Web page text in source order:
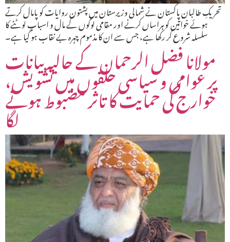
تحریکِ طالبان پاکستان نے شمالی وزیرستان میں پشتون روایات کو پامال کرتے
ہوئے خواتین کو ہراساں کرنے اور مقامی لوگوں کے مال و اسباب لوٹنے کا
سلسلہ شروع کر رکھا ہے، جس سے ان کا مذموم چہرہ بے نقاب ہو گیا ہے۔
مولانا فضل الرحمان کے حالیہ بیانات
پر عوامی و سیاسی حلقوں میں تشویش،
خوارج کی حمایت کا تاثر مضبوط ہونے
لگا